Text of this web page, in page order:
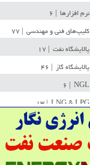
نرم افزارها
کلیپ‌های فنی و مهندسی
پالایشگاه نفت
پالایشگاه گاز
NGL
LNG & LPG | ۱۳
خط لوله | ۳۶
مخازن ذخیره